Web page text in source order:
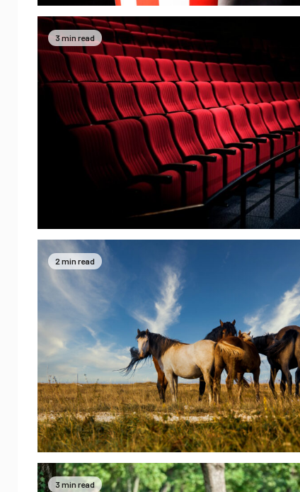
3 min read
2 min read
3 min read